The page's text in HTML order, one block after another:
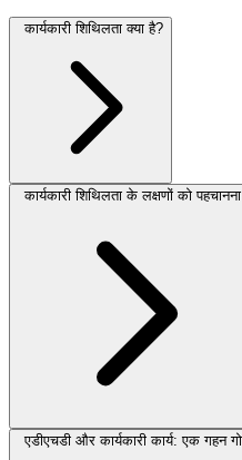
कार्यकारी शिथिलता क्या है?
कार्यकारी शिथिलता के लक्षणों को पहचानना
एडीएचडी और कार्यकारी कार्य: एक गहन